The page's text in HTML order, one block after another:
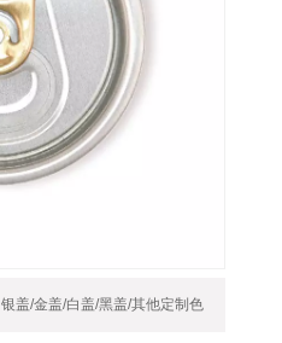
银盖金拉环汽水饮料盖
整板
银盖/金盖/白盖/黑盖/其他定制色